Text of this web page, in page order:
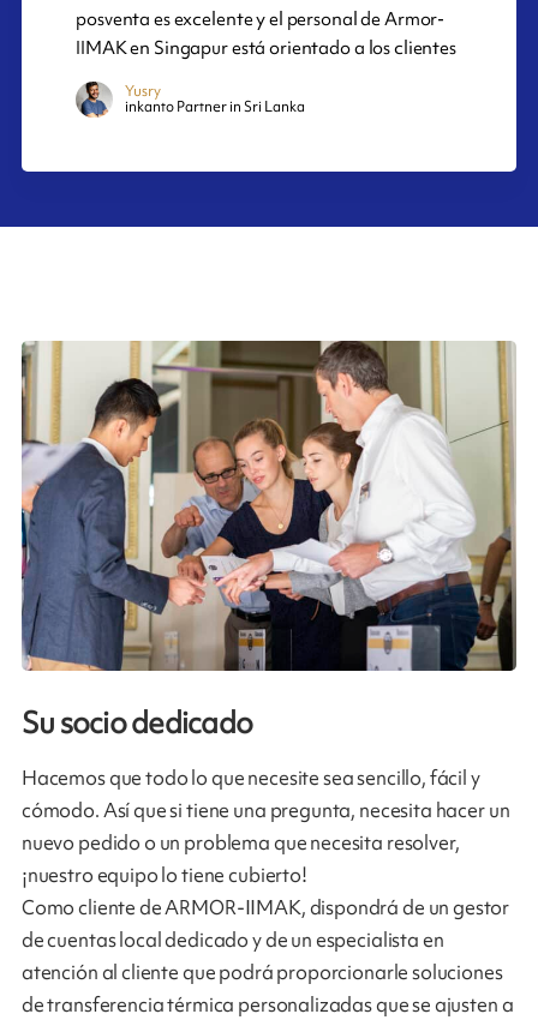
posventa es excelente y el personal de Armor-
IIMAK en Singapur está orientado a los clientes
Yusry
inkanto Partner in Sri Lanka
Su socio dedicado
Hacemos que todo lo que necesite sea sencillo, fácil y
cómodo. Así que si tiene una pregunta, necesita hacer un
nuevo pedido o un problema que necesita resolver,
¡nuestro equipo lo tiene cubierto!
Como cliente de ARMOR-IIMAK, dispondrá de un gestor
de cuentas local dedicado y de un especialista en
atención al cliente que podrá proporcionarle soluciones
de transferencia térmica personalizadas que se ajusten a